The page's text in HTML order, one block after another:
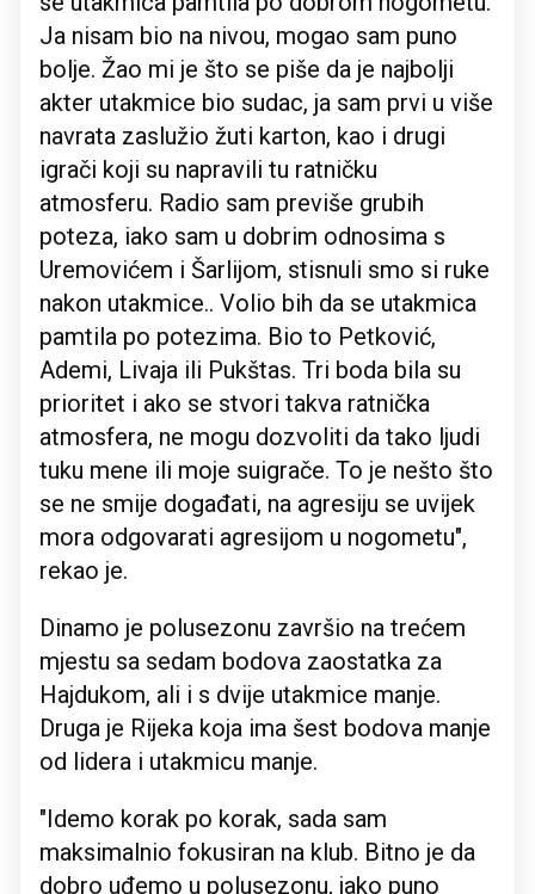
Ja nisam bio na nivou, mogao sam puno
bolje. Žao mi je što se piše da je najbolji
akter utakmice bio sudac, ja sam prvi u više
navrata zaslužio žuti karton, kao i drugi
igrači koji su napravili tu ratničku
atmosferu. Radio sam previše grubih
poteza, iako sam u dobrim odnosima s
Uremovićem i Šarlijom, stisnuli smo si ruke
nakon utakmice.. Volio bih da se utakmica
pamtila po potezima. Bio to Petković,
Ademi, Livaja ili Pukštas. Tri boda bila su
prioritet i ako se stvori takva ratnička
atmosfera, ne mogu dozvoliti da tako ljudi
tuku mene ili moje suigrače. To je nešto što
se ne smije događati, na agresiju se uvijek
mora odgovarati agresijom u nogometu",
rekao je.
Dinamo je polusezonu završio na trećem
mjestu sa sedam bodova zaostatka za
Hajdukom, ali i s dvije utakmice manje.
Druga je Rijeka koja ima šest bodova manje
od lidera i utakmicu manje.
"Idemo korak po korak, sada sam
maksimalnio fokusiran na klub. Bitno je da
dobro uđemo u polusezonu, jako puno